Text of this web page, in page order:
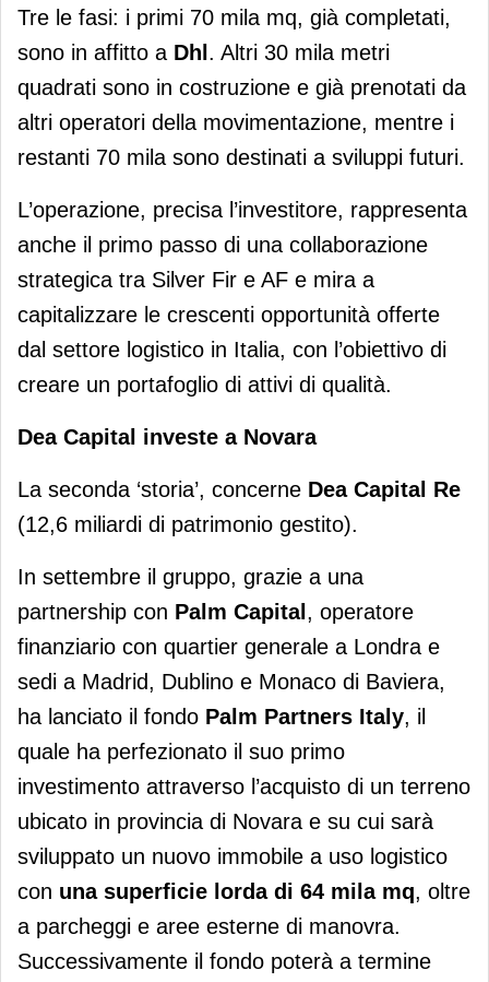
Tre le fasi: i primi 70 mila mq, già completati,
sono in affitto a Dhl. Altri 30 mila metri
quadrati sono in costruzione e già prenotati da
altri operatori della movimentazione, mentre i
restanti 70 mila sono destinati a sviluppi futuri.
L’operazione, precisa l’investitore, rappresenta
anche il primo passo di una collaborazione
strategica tra Silver Fir e AF e mira a
capitalizzare le crescenti opportunità offerte
dal settore logistico in Italia, con l’obiettivo di
creare un portafoglio di attivi di qualità.
Dea Capital investe a Novara
La seconda ‘storia’, concerne Dea Capital Re
(12,6 miliardi di patrimonio gestito).
In settembre il gruppo, grazie a una
partnership con Palm Capital, operatore
finanziario con quartier generale a Londra e
sedi a Madrid, Dublino e Monaco di Baviera,
ha lanciato il fondo Palm Partners Italy, il
quale ha perfezionato il suo primo
investimento attraverso l’acquisto di un terreno
ubicato in provincia di Novara e su cui sarà
sviluppato un nuovo immobile a uso logistico
con una superficie lorda di 64 mila mq, oltre
a parcheggi e aree esterne di manovra.
Successivamente il fondo poterà a termine